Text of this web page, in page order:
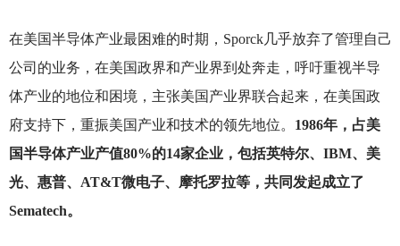
在美国半导体产业最困难的时期，Sporck几乎放弃了管理自己
公司的业务，在美国政界和产业界到处奔走，呼吁重视半导
体产业的地位和困境，主张美国产业界联合起来，在美国政
府支持下，重振美国产业和技术的领先地位。 1986年，占美
国半导体产业产值80%的14家企业，包括英特尔、IBM、美
光、惠普、AT&T微电子、摩托罗拉等，共同发起成立了
Sematech。